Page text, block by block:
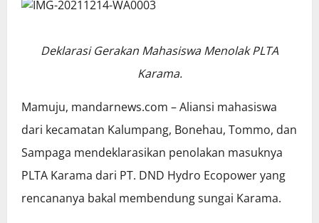
Deklarasi Gerakan Mahasiswa Menolak PLTA
Karama.
Mamuju, mandarnews.com – Aliansi mahasiswa
dari kecamatan Kalumpang, Bonehau, Tommo, dan
Sampaga mendeklarasikan penolakan masuknya
PLTA Karama dari PT. DND Hydro Ecopower yang
rencananya bakal membendung sungai Karama.